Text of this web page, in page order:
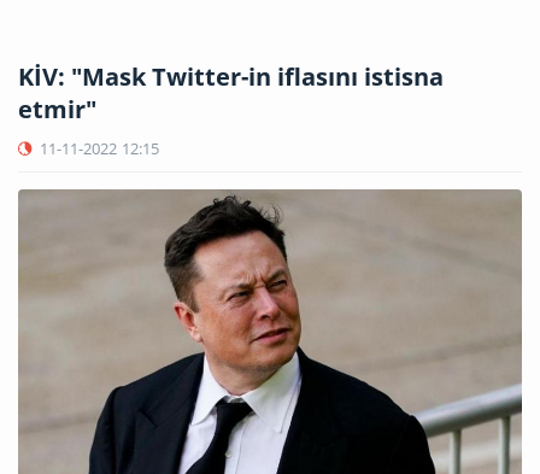
KİV: "Mask Twitter-in iflasını istisna
etmir"
11-11-2022 12:15